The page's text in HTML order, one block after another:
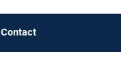
Contact